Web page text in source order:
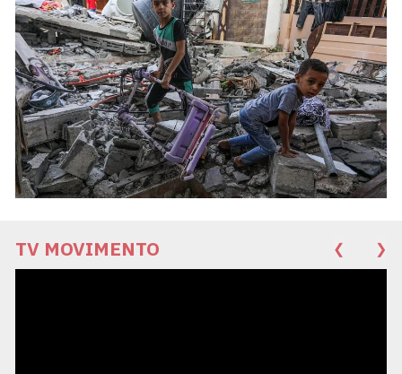
TV MOVIMENTO ❮ ❯